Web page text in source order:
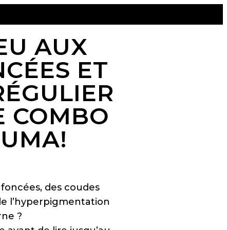
AUX
ET
COMBO
des coudes
l’hyperpigmentation
?